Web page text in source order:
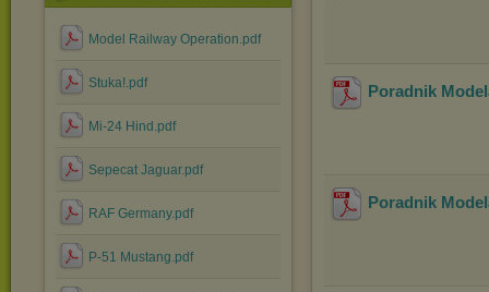
Model Railway Operation.pdf
Stuka!.pdf
Mi-24 Hind.pdf
Sepecat Jaguar.pdf
RAF Germany.pdf
P-51 Mustang.pdf
Poradnik
Poradnik